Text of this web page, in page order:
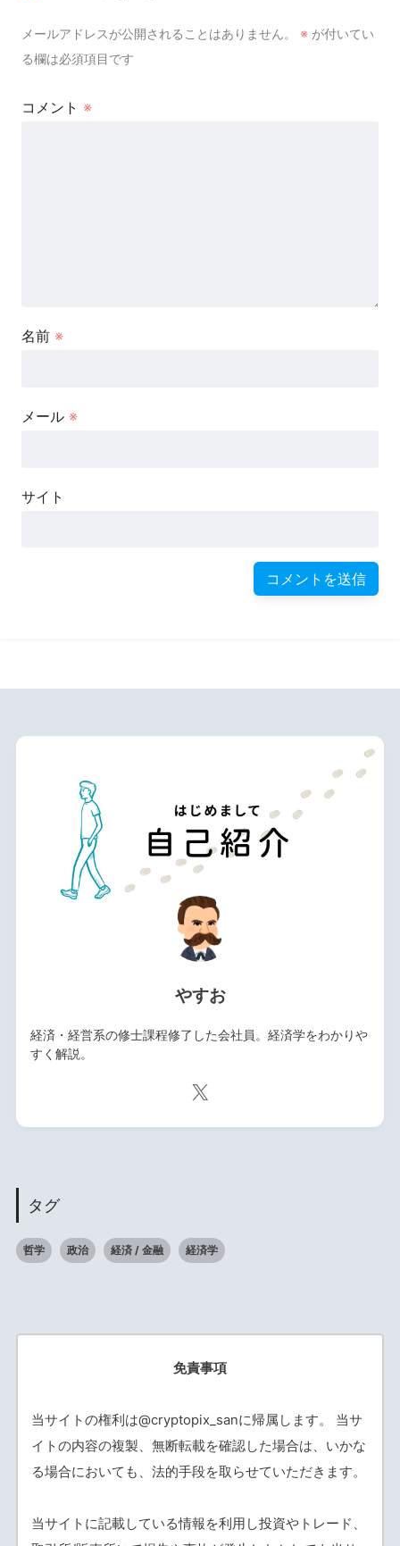
メールアドレスが公開されることはありません。 ※ が付いてい
る欄は必須項目です
コメント ※
名前 ※
メール ※
サイト
やすお
経済・経営系の修士課程修了した会社員。経済学をわかりや
すく解説。
タグ
哲学 政治 経済 / 金融 経済学
免責事項
当サイトの権利は@cryptopix_sanに帰属します。 当サ
イトの内容の複製、無断転載を確認した場合は、いかな
る場合においても、法的手段を取らせていただきます。
当サイトに記載している情報を利用し投資やトレード、